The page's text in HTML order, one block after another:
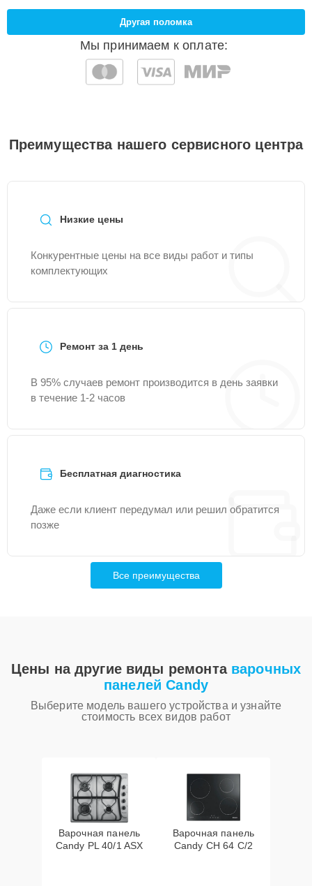
Мы принимаем к оплате:
Другая поломка
Преимущества нашего сервисного центра
Низкие цены
Конкурентные цены на все виды работ и типы
комплектующих
Ремонт за 1 день
В 95% случаев ремонт производится в день заявки
в течение 1-2 часов
Бесплатная диагностика
Даже если клиент передумал или решил обратится
позже
Все преимущества
Цены на другие виды ремонта варочных
панелей Candy
Выберите модель вашего устройства и узнайте
стоимость всех видов работ
Варочная панель
Candy PL 40/1 ASX
Варочная панель
Candy CH 64 C/2